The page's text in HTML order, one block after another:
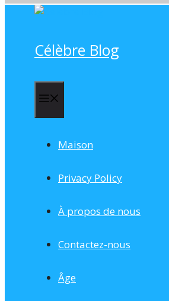
Célèbre Blog
Maison
Privacy Policy
À propos de nous
Contactez-nous
Âge